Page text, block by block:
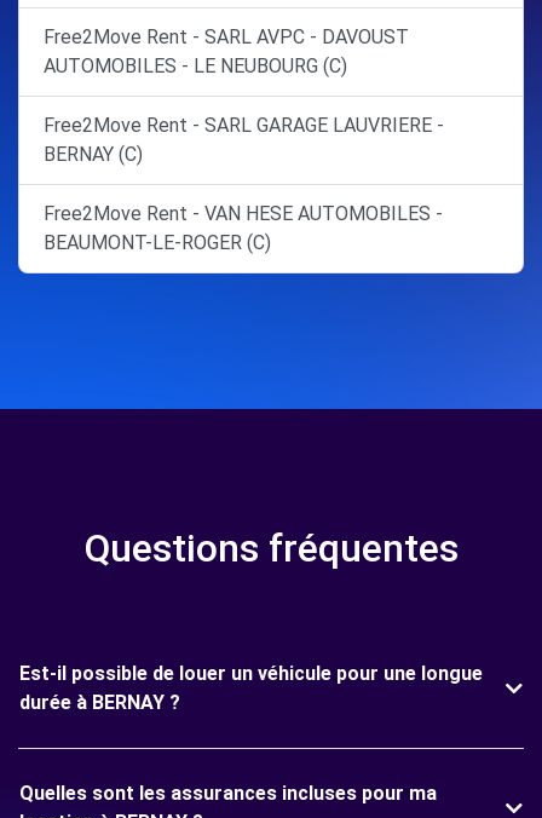
Free2Move Rent - SARL AVPC - DAVOUST
AUTOMOBILES - LE NEUBOURG (C)
Free2Move Rent - SARL GARAGE LAUVRIERE -
BERNAY (C)
Free2Move Rent - VAN HESE AUTOMOBILES -
BEAUMONT-LE-ROGER (C)
Questions fréquentes
Est-il possible de louer un véhicule pour une longue
durée à BERNAY ?
Quelles sont les assurances incluses pour ma